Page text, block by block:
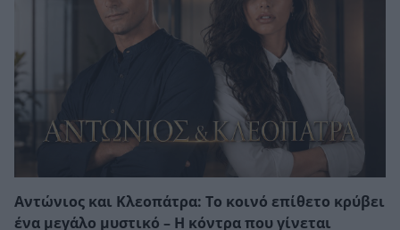
Αντώνιος και Κλεοπάτρα: Το κοινό επίθετο κρύβει
ένα μεγάλο μυστικό – Η κόντρα που γίνεται